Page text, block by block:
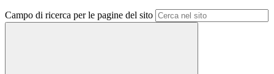
Campo di ricerca per le pagine del sito